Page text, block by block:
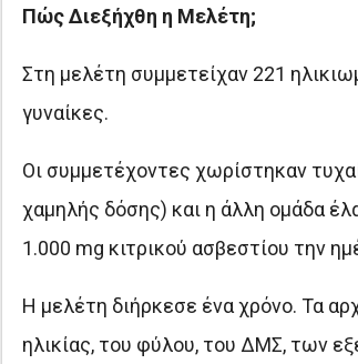
Πώς Διεξήχθη η Μελέτη;
Στη μελέτη συμμετείχαν 221
γυναίκες.
Οι συμμετέχοντες χωρίστηκαν
χαμηλής δόσης) και η άλλη ομάδα
1.000 mg κιτρικού ασβεστίου την
Η μελέτη διήρκεσε ένα χρόνο. Τα
ηλικίας, του φύλου, του ΔΜΣ, των